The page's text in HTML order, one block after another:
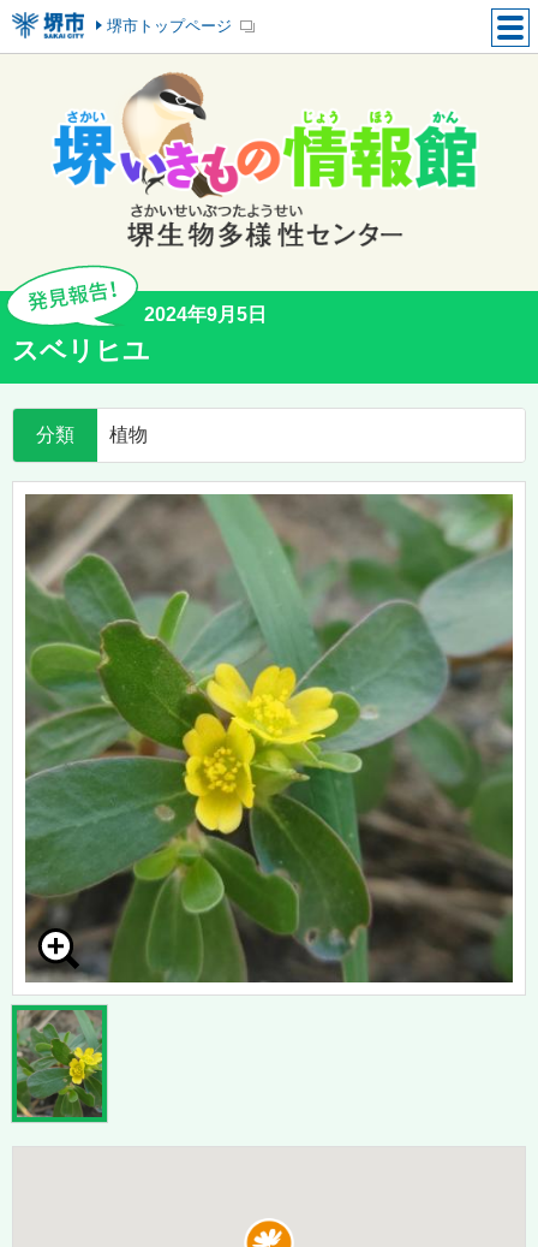
堺市トップページ
2024年9月5日
スベリヒユ
分類 植物